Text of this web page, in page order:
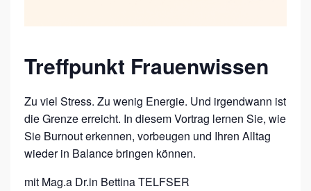
C
H
T
M
I
T
Treffpunkt Frauenwissen
Zu viel Stress. Zu wenig Energie. Und irgendwann ist
die Grenze erreicht. In diesem Vortrag lernen Sie, wie
Sie Burnout erkennen, vorbeugen und Ihren Alltag
wieder in Balance bringen können.
mit Mag.a Dr.in Bettina TELFSER